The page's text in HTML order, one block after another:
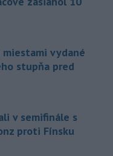
miestami vydané
stupňa pred
v semifinále s
proti Fínsku